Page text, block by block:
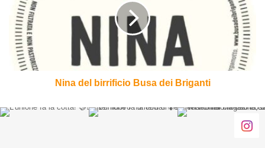
Busa
dei
Briganti
Nina del birrificio Busa dei Briganti